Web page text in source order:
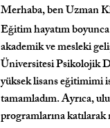
Merhaba, ben Uzman
Eğitim hayatım
akademik ve mesleki
Üniversitesi Psikolojik
yüksek lisans eğitimimi
tamamladım. Ayrıca,
programlarına